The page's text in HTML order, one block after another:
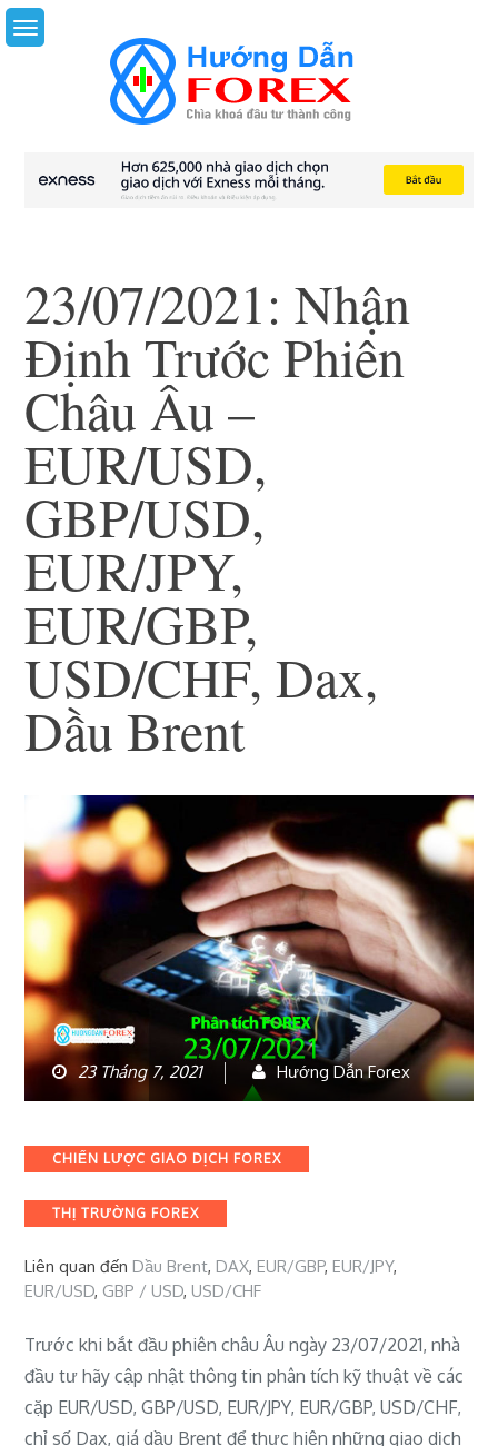
Skip
to
23/07/2021: Nhận
Định Trước Phiên
Châu Âu –
EUR/USD,
GBP/USD,
EUR/JPY,
EUR/GBP,
USD/CHF, Dax,
Dầu Brent
23 Tháng 7, 2021 Hướng Dẫn Forex
Categories
CHIẾN LƯỢC GIAO DỊCH FOREX
THỊ TRƯỜNG FOREX
Liên quan đếnDầu Brent,DAX,EUR/GBP,EUR/JPY,
EUR/USD, GBP / USD,USD/CHF
Trước khi bắt đầu phiên châu Âu ngày 23/07/2021, nhà
đầu tư hãy cập nhật thông tin phân tích kỹ thuật về các
cặp EUR/USD, GBP/USD, EUR/JPY, EUR/GBP, USD/CHF,
chỉ số Dax, giá dầu Brent để thực hiện những giao dịch